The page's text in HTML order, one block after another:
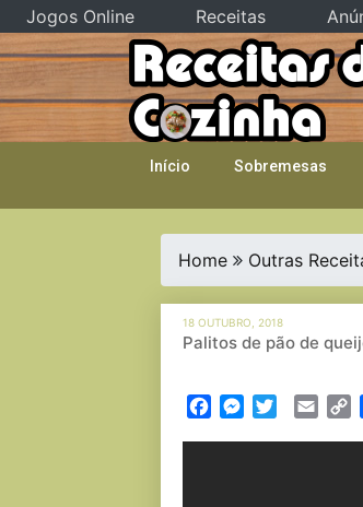
Skip
to
content
Início Sobremesas
Home Outras
18 OUTUBRO, 2018
Palitos de pão de
FacebookMessenger
TwitterEmail
Jogos Online Receitas